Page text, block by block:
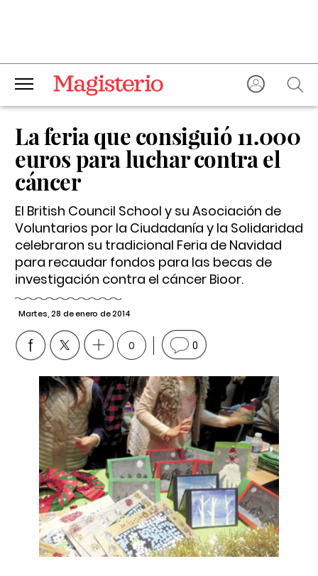
La feria que consiguió 11.000
euros para luchar contra el
cáncer
El British Council School y su Asociación de
Voluntarios por la Ciudadanía y la Solidaridad
celebraron su tradicional Feria de Navidad
para recaudar fondos para las becas de
investigación contra el cáncer Bioor.
Martes, 28 de enero de 2014
0 0